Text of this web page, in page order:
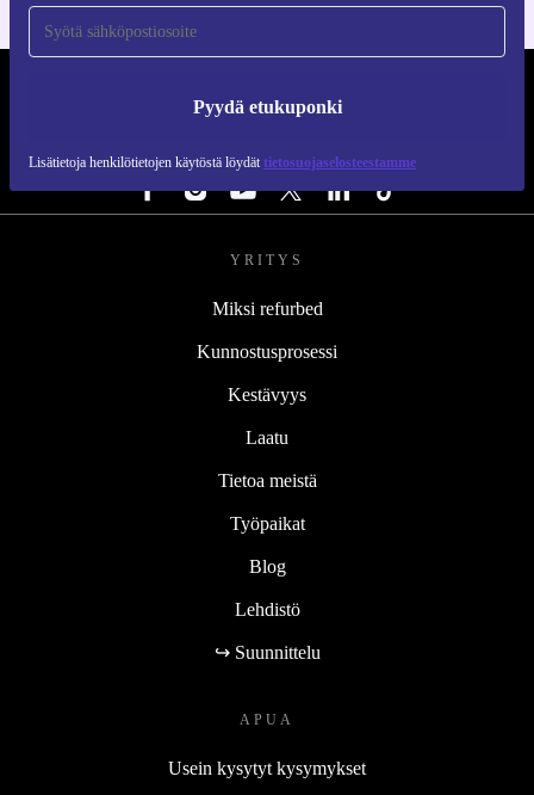
Pyydä etukuponki
Lisätietoja henkilötietojen käytöstä löydät tietosuojaselosteestamme
YRITYS
Miksi refurbed
Kunnostusprosessi
Kestävyys
Laatu
Tietoa meistä
Työpaikat
Blog
Lehdistö
↪ Suunnittelu
APUA
Usein kysytyt kysymykset